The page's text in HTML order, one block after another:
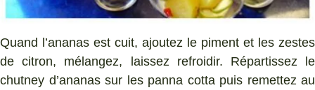
Quand l’ananas est cuit, ajoutez le piment et les zestes
de citron, mélangez, laissez refroidir. Répartissez le
chutney d’ananas sur les panna cotta puis remettez au